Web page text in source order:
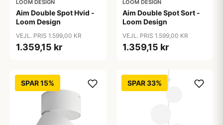
LOOM DESIGN
Aim Double Spot Hvid -
Loom Design
VEJL. PRIS 1.599,00 KR
1.359,15 kr
LOOM DESIGN
Aim Double Spot Sort -
Loom Design
VEJL. PRIS 1.599,00 KR
1.359,15 kr
SPAR 15% SPAR 33%